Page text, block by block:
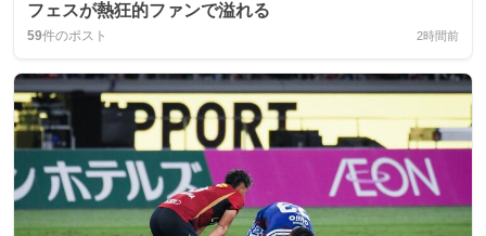
フェスが熱狂的ファンで溢れる
59件のポスト 2時間前